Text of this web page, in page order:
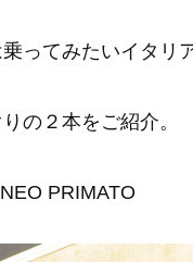
ってみたいイタリ
の２本をご紹介。
PRIMATO